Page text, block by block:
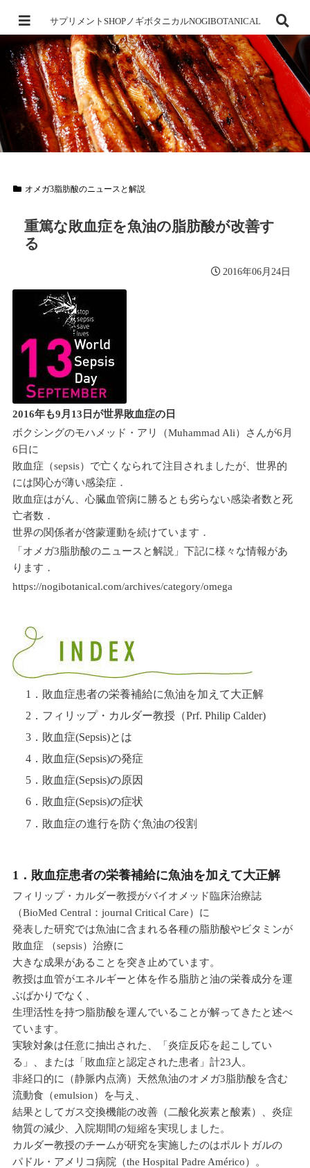
オメガ3脂肪酸のニュースと解説
重篤な敗血症を魚油の脂肪酸が改善す
る
2016年06月24日
2016年も9月13日が世界敗血症の日
ボクシングのモハメッド・アリ（Muhammad Ali）さんが6月
6日に
敗血症（sepsis）で亡くなられて注目されましたが、世界的
には関心が薄い感染症．
敗血症はがん、心臓血管病に勝るとも劣らない感染者数と死
亡者数．
世界の関係者が啓蒙運動を続けています．
「オメガ3脂肪酸のニュースと解説」下記に様々な情報があ
ります．
https://nogibotanical.com/archives/category/omega
1．敗血症患者の栄養補給に魚油を加えて大正解
2．フィリップ・カルダー教授（Prf. Philip Calder)
3．敗血症(Sepsis)とは
4．敗血症(Sepsis)の発症
5．敗血症(Sepsis)の原因
6．敗血症(Sepsis)の症状
7．敗血症の進行を防ぐ魚油の役割
1．敗血症患者の栄養補給に魚油を加えて大正解
フィリップ・カルダー教授がバイオメッド臨床治療誌
（BioMed Central：journal Critical Care）に
発表した研究では魚油に含まれる各種の脂肪酸やビタミンが
敗血症 （sepsis）治療に
大きな成果があることを突き止めています。
教授は血管がエネルギーと体を作る脂肪と油の栄養成分を運
ぶばかりでなく、
生理活性を持つ脂肪酸を運んでいることが解ってきたと述べ
ています。
実験対象は任意に抽出された、「炎症反応を起こしてい
る」、または「敗血症と認定された患者」計23人。
非経口的に（静脈内点滴）天然魚油のオメガ3脂肪酸を含む
流動食（emulsion）を与え、
結果としてガス交換機能の改善（二酸化炭素と酸素）、炎症
物質の減少、入院期間の短縮を実現しました。
カルダー教授のチームが研究を実施したのはポルトガルの
パドル・アメリコ病院（the Hospital Padre Américo）。
サプリメントSHOPノギボタニカルNOGIBOTANICAL